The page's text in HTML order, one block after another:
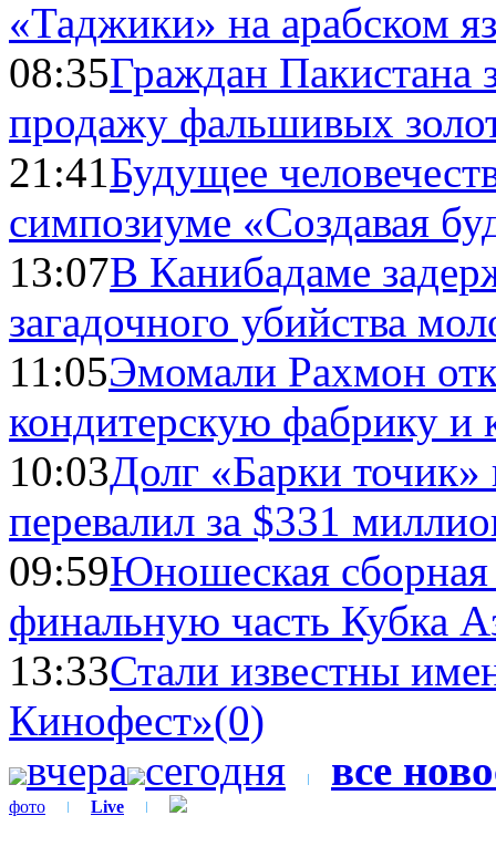
«Таджики» на арабском
08:35Граждан Пакистана
продажу фальшивых
21:41Будущее
симпозиуме «Создавая
13:07В Канибадаме
загадочного убийства
11:05Эмомали Рахмон
кондитерскую фабрику и
10:03Долг «Барки
перевалил за $331
09:59Юношеская
финальную часть Кубка
13:33Стали известны
Кинофест»(0)
вчера сегодня все
фото Live